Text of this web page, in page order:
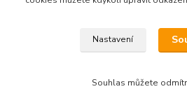
Nastavení
Souhlas můžete